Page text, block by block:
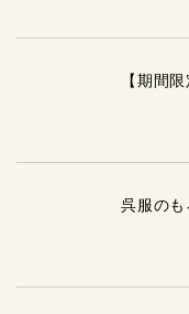
【期間
呉服の